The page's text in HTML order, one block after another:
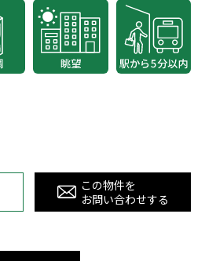
この物件を
お問い合わせする